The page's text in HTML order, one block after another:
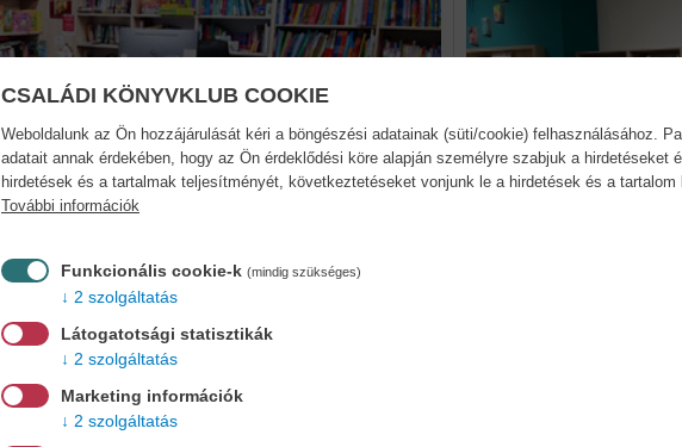
CSALÁDI KÖNYVKLUB COOKIE
Weboldalunk az Ön hozzájárulását kéri a böngészési adatainak (süti/cookie) felhasználásához.
adatait annak érdekében, hogy az Ön érdeklődési köre alapján személyre szabjuk a hirdetéseket
hirdetések és a tartalmak teljesítményét, következtetéseket vonjunk le a hirdetések és a tartalom
További információk
Funkcionális cookie-k (mindig szükséges)
2 szolgáltatás
Látogatotsági statisztikák
2 szolgáltatás
Marketing információk
2 szolgáltatás